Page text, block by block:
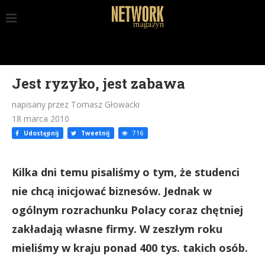
Jest ryzyko, jest zabawa
napisany przez Tomasz Głowacki
18 marca 2010
Udostępnij Tweetnij 716
Kilka dni temu pisaliśmy o tym, że studenci
nie chcą inicjować biznesów. Jednak w
ogólnym rozrachunku Polacy coraz chętniej
zakładają własne firmy. W zeszłym roku
mieliśmy w kraju ponad 400 tys. takich osób.